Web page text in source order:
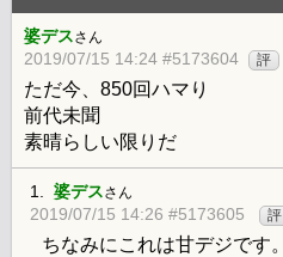
婆デスさん
2019/07/15 14:24 #5173604 評
ただ今、850回ハマり
前代未聞
素晴らしい限りだ
1. 婆デスさん
2019/07/15 14:26 #5173605 評
ちなみにこれは甘デジです。